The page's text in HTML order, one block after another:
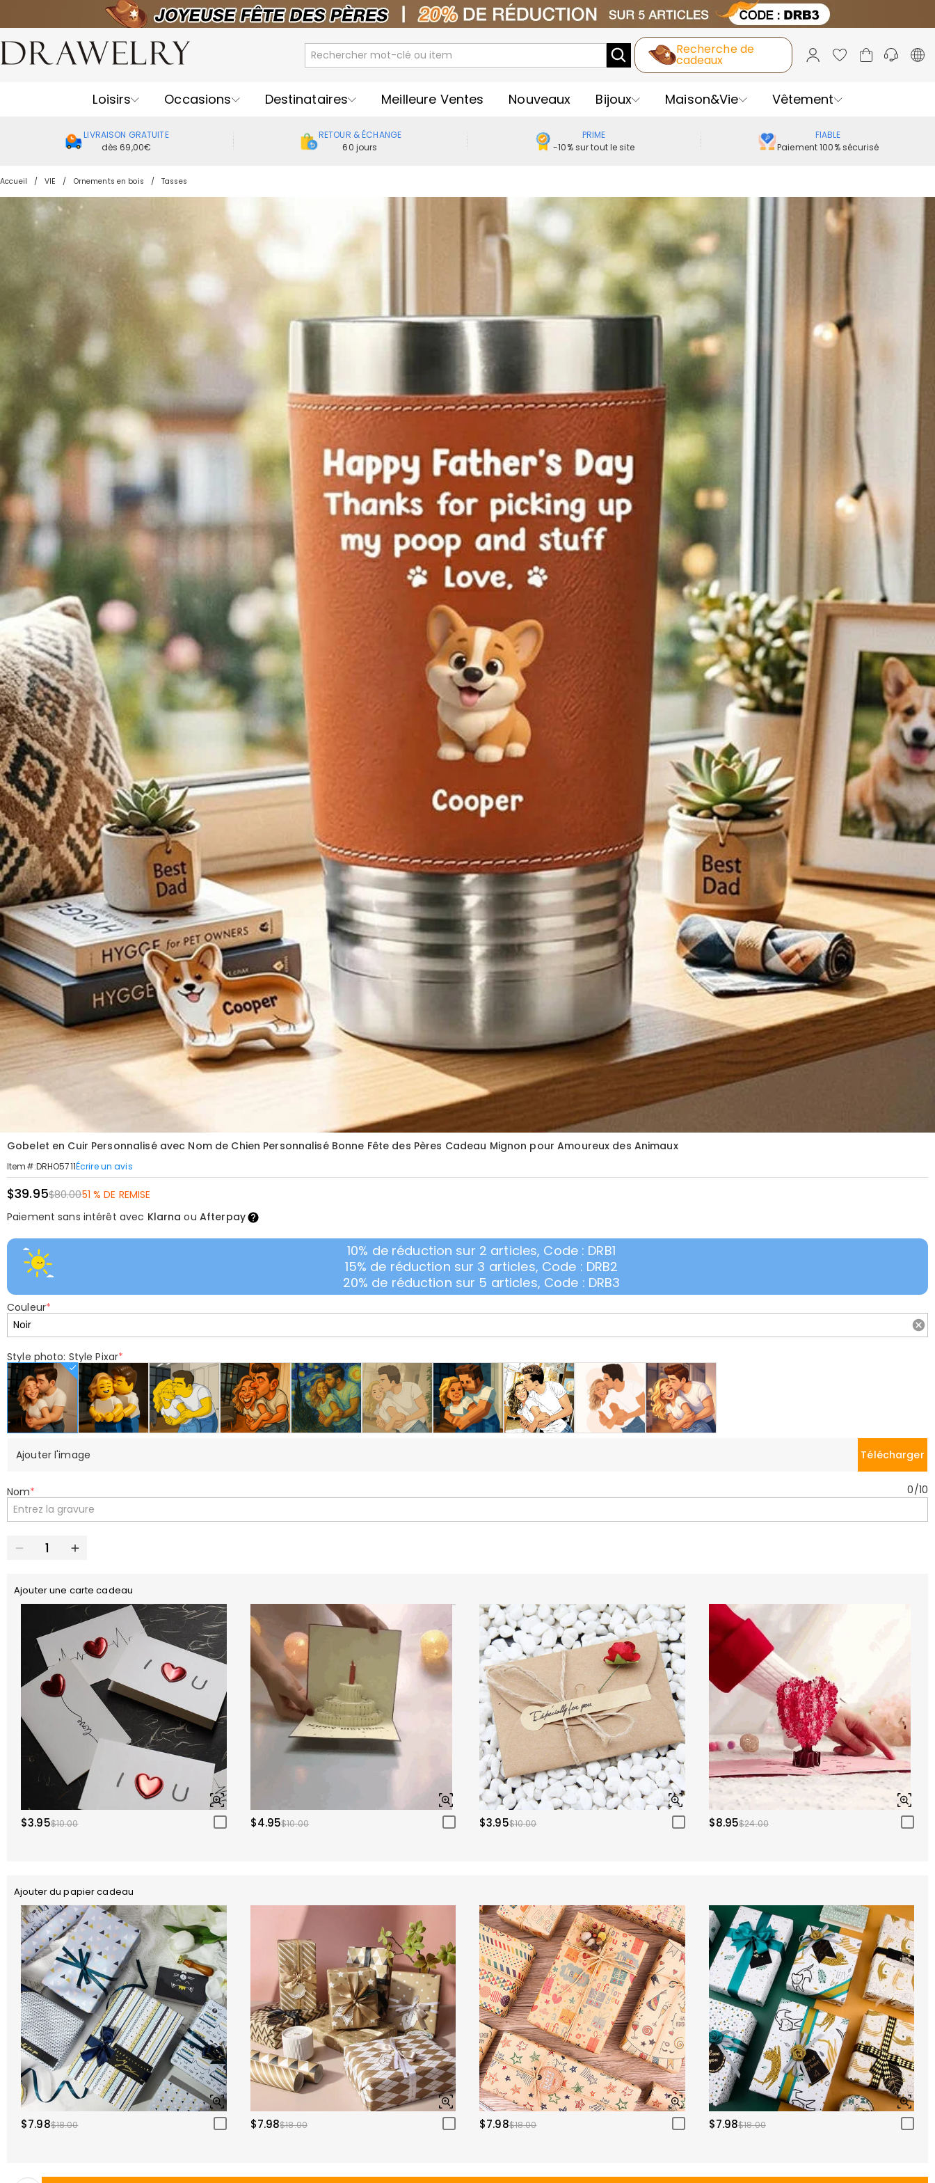
Recherche de
cadeaux
Loisirs Occasions Destinataires Meilleure Ventes Nouveaux Bijoux Maison&Vie Vêtement
LIVRAISON GRATUITE
dès 69,00€
RETOUR & ÉCHANGE
60 jours
PRIME
-10% sur tout le site
FIABLE
Paiement 100% sécurisé
Accueil VIE Ornements en bois Tasses
Gobelet en Cuir Personnalisé avec Nom de Chien Personnalisé Bonne Fête des Pères Cadeau Mignon pour Amoureux des Animaux
Item#:DRHO5711Écrire un avis
$39.95$80.0051 % DE REMISE
Paiement sans intérêt avec Klarna ou Afterpay
10% de réduction sur 2 articles, Code : DRB1
15% de réduction sur 3 articles, Code : DRB2
20% de réduction sur 5 articles, Code : DRB3
Couleur*
Style photo: Style Pixar*
Ajouter l'image Télécharger
Nom* 0/10
Ajouter une carte cadeau
$3.95$10.00 $4.95$10.00 $3.95$10.00 $8.95$24.00
Ajouter du papier cadeau
$7.98$18.00 $7.98$18.00 $7.98$18.00 $7.98$18.00